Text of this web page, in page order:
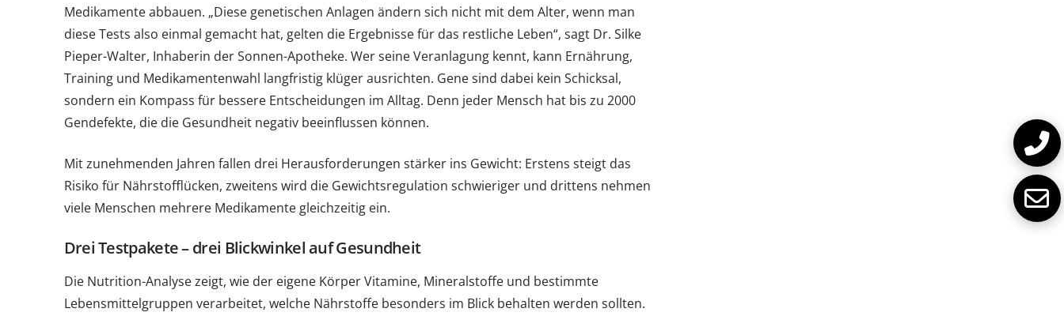
Medikamente abbauen. „Diese genetischen Anlagen ändern sich nicht mit dem Alter, wenn man
diese Tests also einmal gemacht hat, gelten die Ergebnisse für das restliche Leben“, sagt Dr. Silke
Pieper-Walter, Inhaberin der Sonnen-Apotheke. Wer seine Veranlagung kennt, kann Ernährung,
Training und Medikamentenwahl langfristig klüger ausrichten. Gene sind dabei kein Schicksal,
sondern ein Kompass für bessere Entscheidungen im Alltag. Denn jeder Mensch hat bis zu 2000
Gendefekte, die die Gesundheit negativ beeinflussen können.
Mit zunehmenden Jahren fallen drei Herausforderungen stärker ins Gewicht: Erstens steigt das
Risiko für Nährstofflücken, zweitens wird die Gewichtsregulation schwieriger und drittens nehmen
viele Menschen mehrere Medikamente gleichzeitig ein.
Drei Testpakete – drei Blickwinkel auf Gesundheit
Die Nutrition-Analyse zeigt, wie der eigene Körper Vitamine, Mineralstoffe und bestimmte
Lebensmittelgruppen verarbeitet, welche Nährstoffe besonders im Blick behalten werden sollten.